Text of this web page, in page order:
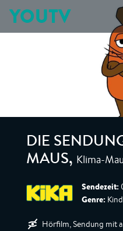
YOUTV
DIE
MAUS, Klima-
Sendezeit:
Genre:
Hörfilm, Sendung mit